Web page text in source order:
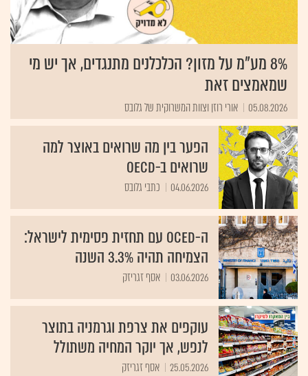
8% מע"מ על מזון? הכלכלנים מתנגדים, אך יש מי
שמאמצים זאת
05.08.2026 אורי רוזן וצוות המשרוקית של גלובס
הפער בין מה שרואים באוצר למה
שרואים ב-OECD
04.06.2026 כתבי גלובס
ה-OCED עם תחזית פסימית לישראל:
הצמיחה תהיה 3.3% השנה
03.06.2026 אסף זגריזק
עוקפים את צרפת וגרמניה בתוצר
לנפש, אך יוקר המחיה משתולל
25.05.2026 אסף זגריזק